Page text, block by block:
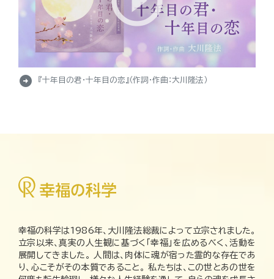
arrow_circle_right 『十年目の君・十年目の恋』（作詞・作曲：大川隆法）
幸福の科学は1986年、大川隆法総裁によって立宗されました。
立宗以来、真実の人生観に基づく「幸福」を広めるべく、活動を
展開してきました。 人間は、肉体に魂が宿った霊的な存在であ
り、心こそがその本質であること。 私たちは、この世とあの世を